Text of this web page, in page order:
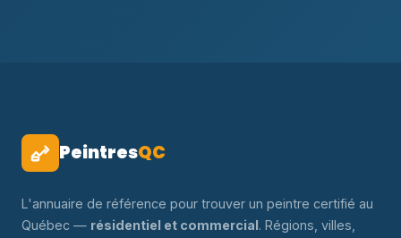
PeintresQC
L'annuaire de référence pour trouver un peintre certifié au
Québec — résidentiel et commercial. Régions, villes,